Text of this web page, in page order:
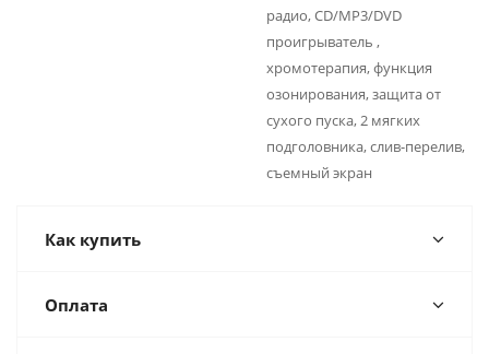
радио, CD/MP3/DVD
проигрыватель ,
хромотерапия, функция
озонирования, защита от
сухого пуска, 2 мягких
подголовника, слив-перелив,
съемный экран
Как купить
Оплата